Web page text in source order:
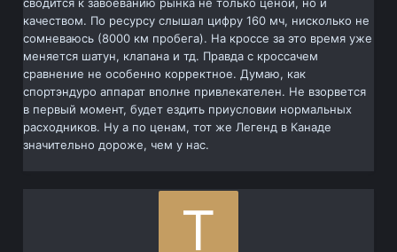
сводится к завоеванию рынка не только ценой, но и
качеством. По ресурсу слышал цифру 160 мч, нисколько не
сомневаюсь (8000 км пробега). На кроссе за это время уже
меняется шатун, клапана и тд. Правда с кроссачем
сравнение не особенно корректное. Думаю, как
спортэндуро аппарат вполне привлекателен. Не взорвется
в первый момент, будет ездить приусловии нормальных
расходников. Ну а по ценам, тот же Легенд в Канаде
значительно дороже, чем у нас.